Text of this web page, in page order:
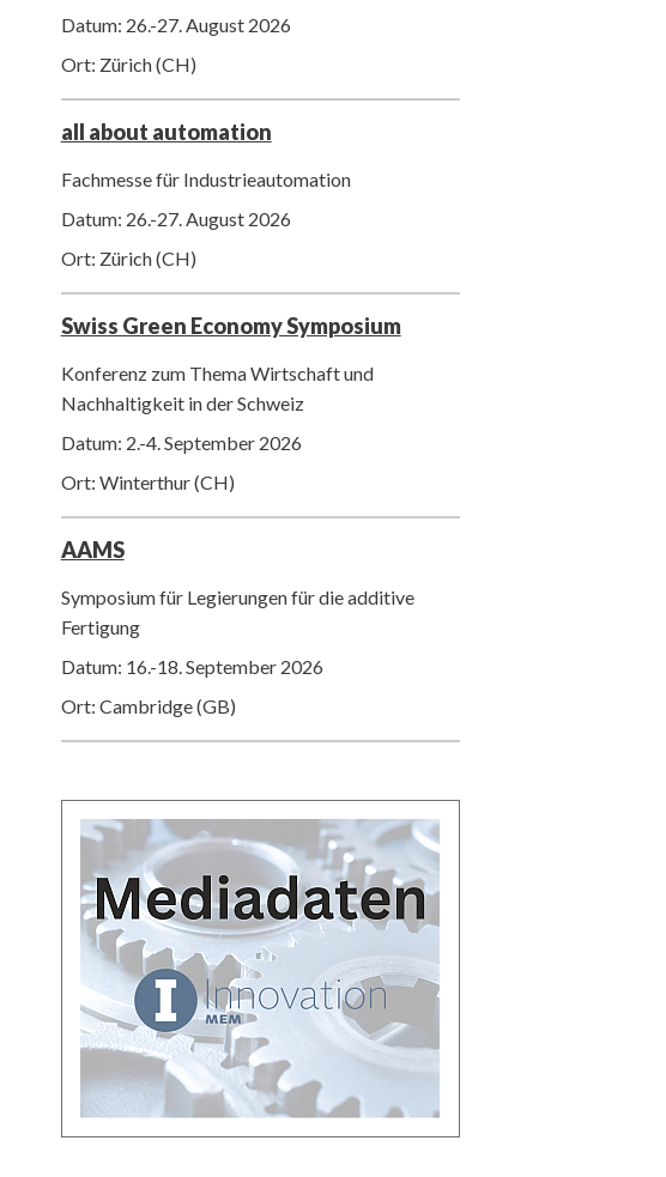
Datum: 26.-27. August 2026
Ort: Zürich (CH)
all about automation
Fachmesse für Industrieautomation
Datum: 26.-27. August 2026
Ort: Zürich (CH)
Swiss Green Economy Symposium
Konferenz zum Thema Wirtschaft und
Nachhaltigkeit in der Schweiz
Datum: 2.-4. September 2026
Ort: Winterthur (CH)
AAMS
Symposium für Legierungen für die additive
Fertigung
Datum: 16.-18. September 2026
Ort: Cambridge (GB)